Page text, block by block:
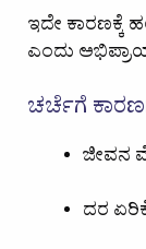
ಇದೇ ಕಾರಣಕ್ಕೆ
ಎಂದು ಅಭಿಪ್ರಾಯ
ಚರ್ಚೆಗೆ
ಜೀವನ
ದರ